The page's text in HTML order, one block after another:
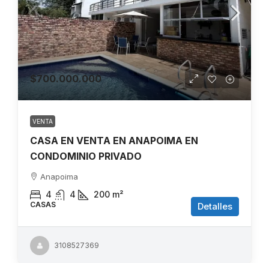
$700.000.000
VENTA
CASA EN VENTA EN ANAPOIMA EN
CONDOMINIO PRIVADO
Anapoima
4 4 200 m²
CASAS Detalles
3108527369